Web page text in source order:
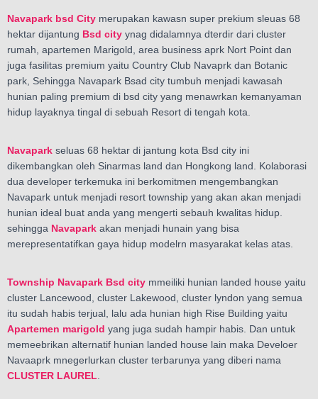
Navapark bsd City merupakan kawasn super prekium sleuas 68
hektar dijantung Bsd city ynag didalamnya dterdir dari cluster
rumah, apartemen Marigold, area business aprk Nort Point dan
juga fasilitas premium yaitu Country Club Navaprk dan Botanic
park, Sehingga Navapark Bsad city tumbuh menjadi kawasah
hunian paling premium di bsd city yang menawrkan kemanyaman
hidup layaknya tingal di sebuah Resort di tengah kota.
Navapark seluas 68 hektar di jantung kota Bsd city ini
dikembangkan oleh Sinarmas land dan Hongkong land. Kolaborasi
dua developer terkemuka ini berkomitmen mengembangkan
Navapark untuk menjadi resort township yang akan akan menjadi
hunian ideal buat anda yang mengerti sebauh kwalitas hidup.
sehingga Navapark akan menjadi hunain yang bisa
merepresentatifkan gaya hidup modelrn masyarakat kelas atas.
Township Navapark Bsd city mmeiliki hunian landed house yaitu
cluster Lancewood, cluster Lakewood, cluster lyndon yang semua
itu sudah habis terjual, lalu ada hunian high Rise Building yaitu
Apartemen marigold yang juga sudah hampir habis. Dan untuk
memeebrikan alternatif hunian landed house lain maka Develoer
Navaaprk mnegerlurkan cluster terbarunya yang diberi nama
CLUSTER LAUREL